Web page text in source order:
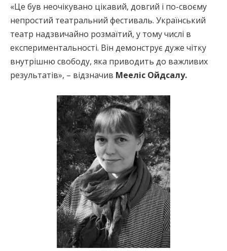
«Це був неочікувано цікавий, довгий і по-своєму
непростий театральний фестиваль. Український
театр надзвичайно розмаїтий, у тому числі в
експериментальності. Він демонструє дуже чітку
внутрішню свободу, яка приводить до важливих
результатів», – відзначив Мееліс Ойдсалу.